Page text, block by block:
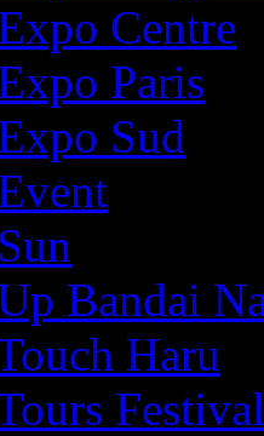
Centre
Paris
Sud
Bandai
Haru
Festival